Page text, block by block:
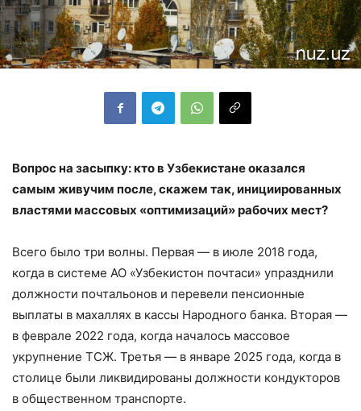
Вопрос на засыпку: кто в Узбекистане оказался
самым живучим после, скажем так, инициированных
властями массовых «оптимизаций» рабочих мест?
Всего было три волны. Первая — в июле 2018 года,
когда в системе АО «Узбекистон почтаси» упразднили
должности почтальонов и перевели пенсионные
выплаты в махаллях в кассы Народного банка. Вторая —
в феврале 2022 года, когда началось массовое
укрупнение ТСЖ. Третья — в январе 2025 года, когда в
столице были ликвидированы должности кондукторов
в общественном транспорте.